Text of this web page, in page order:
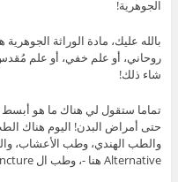
الجوهرية!
بالله عليك، مادة الوراثة
روحاني، أو علم خفي، أو علم
شاء ذلك!
تماما ستقول لي هناك ما هو أبسط
حتى أمراض البدن! اليوم هناك
Alternative هنا -، وطب ال Acupuncture، وما إلى ذلك!